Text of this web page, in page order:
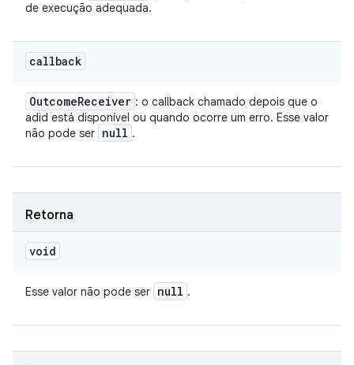
de execução adequada.
callback
OutcomeReceiver : o callback chamado depois que o
adid está disponível ou quando ocorre um erro. Esse valor
não pode ser null .
Retorna
void
Esse valor não pode ser null .